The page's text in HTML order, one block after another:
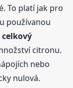
To platí jak pro
používanou
citronu.
nebo
nulová.